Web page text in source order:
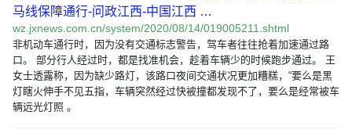
马线保障通行-问政江西-中国江西 …
wz.jxnews.com.cn/system/2020/08/14/019005211.shtml
非机动车通行时，因为没有交通标志警告，驾车者往往抢着加速通过路
口。 部分行人经过时，都是找准机会，趁着车辆少的时候跑步通过。 王
女士透露称，因为缺少路灯，该路口夜间交通状况更加糟糕，“要么是黑
灯瞎火伸手不见五指，车辆突然经过快被撞都发现不了，要么是经常被车
辆远光灯照 。